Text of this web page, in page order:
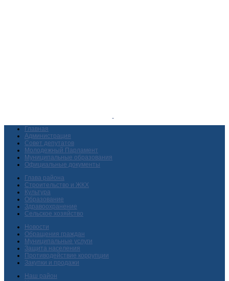
Главная
Администрация
Совет депутатов
Молодежный Парламент
Муниципальные образования
Официальные документы
Глава района
Строительство и ЖКХ
Культура
Образование
Здравоохранение
Сельское хозяйство
Новости
Обращения граждан
Муниципальные услуги
Защита населения
Противодействие коррупции
Закупки и продажи
Наш район